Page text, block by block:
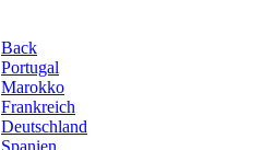
Back
Portugal
Marokko
Frankreich
Deutschland
Spanien